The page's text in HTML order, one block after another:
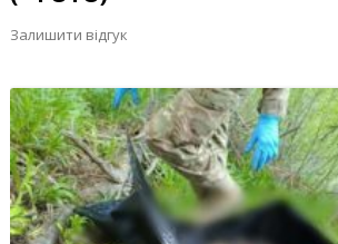
Залишити відгук